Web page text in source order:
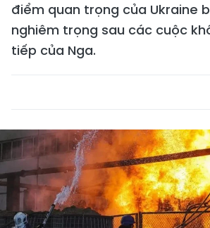
điểm quan trọng của Ukraine
nghiêm trọng sau các cuộc
tiếp của Nga.